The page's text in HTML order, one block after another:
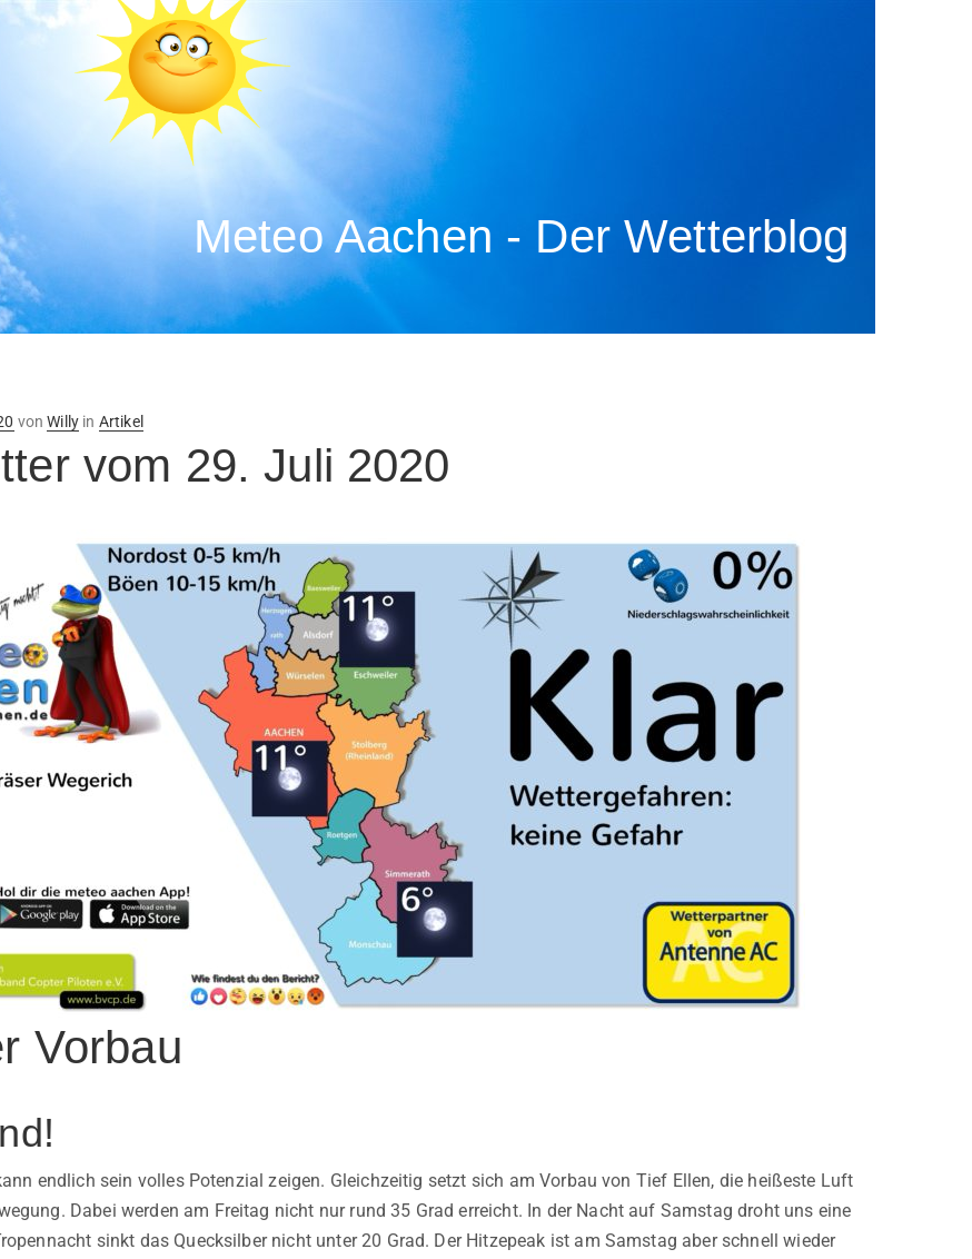
Meteo Aachen - Der Wetterblog
vonWilly in Artikel
vom 29. Juli 2020
Vorbau
endlich sein volles Potenzial zeigen. Gleichzeitig setzt sich am Vorbau von Tief Ellen, die heißeste Luft
Dabei werden am Freitag nicht nur rund 35 Grad erreicht. In der Nacht auf Samstag droht uns eine
sinkt das Quecksilber nicht unter 20 Grad. Der Hitzepeak ist am Samstag aber schnell wieder